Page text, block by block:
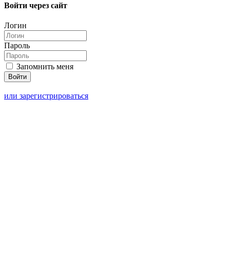
Войти через сайт
Логин
Пароль
Запомнить меня
или зарегистрироваться